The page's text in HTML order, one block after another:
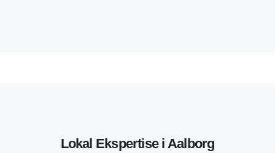
Lokal Ekspertise i Aalborg